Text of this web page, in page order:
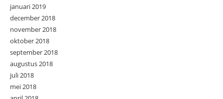
januari 2019
december 2018
november 2018
oktober 2018
september 2018
augustus 2018
juli 2018
mei 2018